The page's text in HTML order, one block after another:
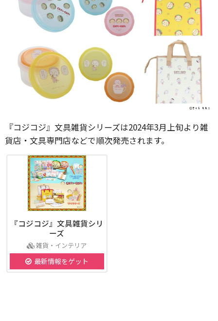
『コジコジ』文具雑貨シリーズは2024年3月上旬より雑
貨店・文具専門店などで順次発売されます。
『コジコジ』文具雑貨シリ
ーズ
雑貨・インテリア
最新情報をゲット